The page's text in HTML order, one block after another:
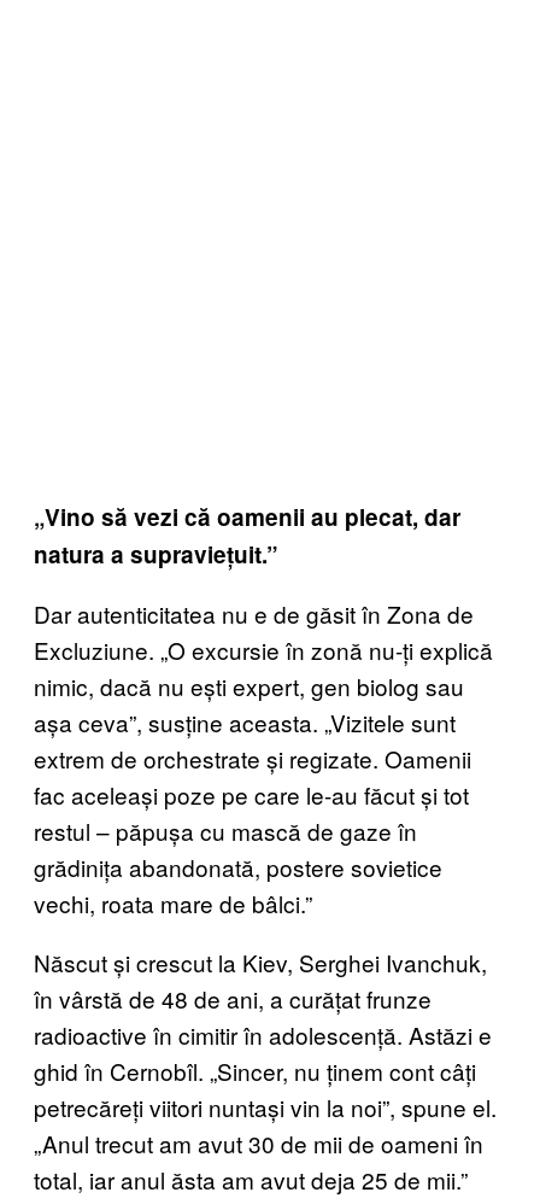
„Vino să vezi că oamenii au plecat, dar
natura a supraviețuit.”
Dar autenticitatea nu e de găsit în Zona de
Excluziune. „O excursie în zonă nu-ți explică
nimic, dacă nu ești expert, gen biolog sau
așa ceva”, susține aceasta. „Vizitele sunt
extrem de orchestrate și regizate. Oamenii
fac aceleași poze pe care le-au făcut și tot
restul – păpușa cu mască de gaze în
grădinița abandonată, postere sovietice
vechi, roata mare de bâlci.”
Născut și crescut la Kiev, Serghei Ivanchuk,
în vârstă de 48 de ani, a curățat frunze
radioactive în cimitir în adolescență. Astăzi e
ghid în Cernobîl. „Sincer, nu ținem cont câți
petrecăreți viitori nuntași vin la noi”, spune el.
„Anul trecut am avut 30 de mii de oameni în
total, iar anul ăsta am avut deja 25 de mii.”